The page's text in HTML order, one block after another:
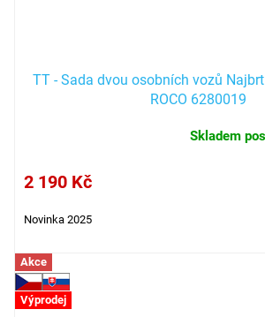
TT - Sada dvou osobních vozů
ROCO 6280019
Skladem
2 190 Kč
Novinka 2025
Akce
Výprodej